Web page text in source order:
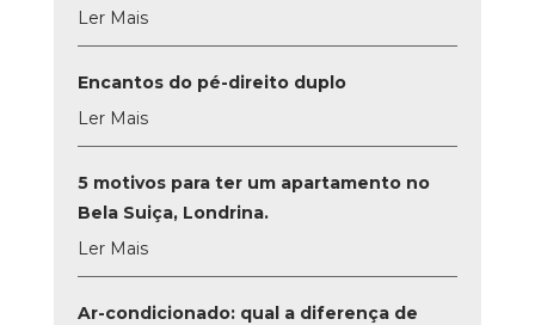
Ler Mais
Encantos do pé-direito duplo
Ler Mais
5 motivos para ter um apartamento no
Bela Suiça, Londrina.
Ler Mais
Ar-condicionado: qual a diferença de